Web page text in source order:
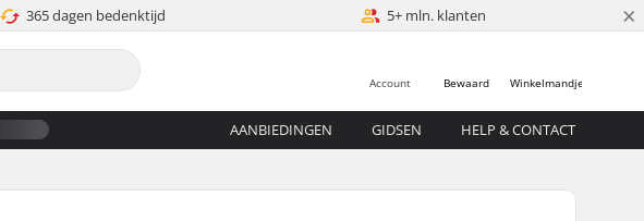
365 dagen bedenktijd 5+ mln. klanten ×
Winkelmandje
Bewaard
Account
AANBIEDINGEN GIDSEN HELP & CONTACT